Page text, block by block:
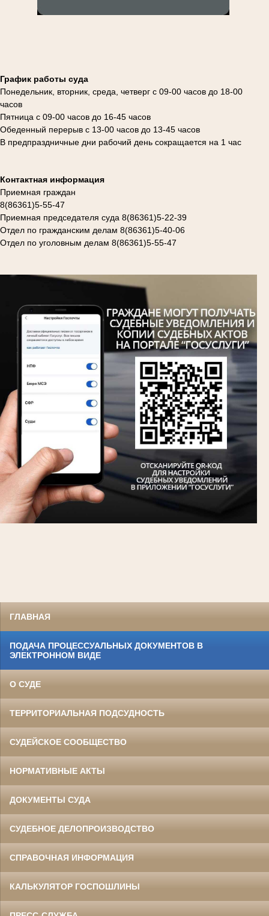
График работы суда
Понедельник, вторник, среда, четверг с 09-00 часов до 18-00
часов
Пятница с 09-00 часов до 16-45 часов
Обеденный перерыв с 13-00 часов до 13-45 часов
В предпраздничные дни рабочий день сокращается на 1 час
Контактная информация
Приемная граждан
8(86361)5-55-47
Приемная председателя суда 8(86361)5-22-39
Отдел по гражданским делам 8(86361)5-40-06
Отдел по уголовным делам 8(86361)5-55-47
ГЛАВНАЯ
ПОДАЧА ПРОЦЕССУАЛЬНЫХ ДОКУМЕНТОВ В
ЭЛЕКТРОННОМ ВИДЕ
О СУДЕ
ТЕРРИТОРИАЛЬНАЯ ПОДСУДНОСТЬ
СУДЕЙСКОЕ СООБЩЕСТВО
НОРМАТИВНЫЕ АКТЫ
ДОКУМЕНТЫ СУДА
СУДЕБНОЕ ДЕЛОПРОИЗВОДСТВО
СПРАВОЧНАЯ ИНФОРМАЦИЯ
КАЛЬКУЛЯТОР ГОСПОШЛИНЫ